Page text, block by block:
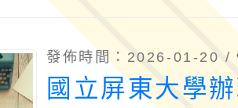
發佈時間：2026-01-20 /
國立屏東大學